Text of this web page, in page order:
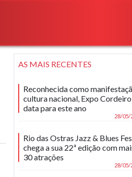
AS MAIS RECENTES
Reconhecida como
cultura nacional, Expo
data para este ano
28/05/
Rio das Ostras Jazz & Blues
chega a sua 22ª edição com
30 atrações
28/05/